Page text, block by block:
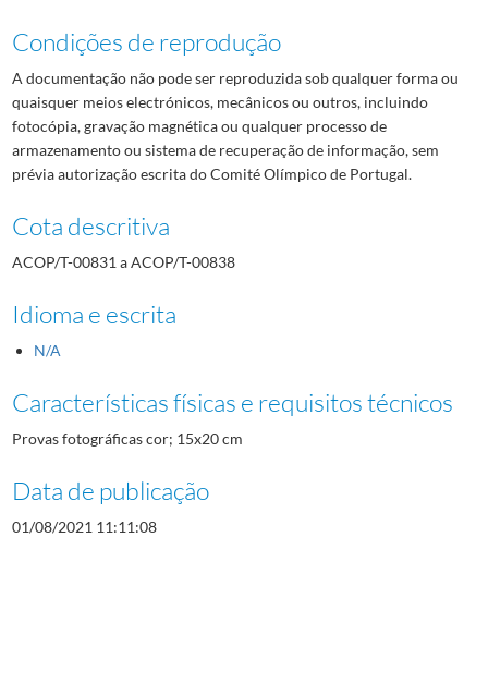
Condições de reprodução
A documentação não pode ser reproduzida sob qualquer forma ou
quaisquer meios electrónicos, mecânicos ou outros, incluindo
fotocópia, gravação magnética ou qualquer processo de
armazenamento ou sistema de recuperação de informação, sem
prévia autorização escrita do Comité Olímpico de Portugal.
Cota descritiva
ACOP/T-00831 a ACOP/T-00838
Idioma e escrita
N/A
Características físicas e requisitos técnicos
Provas fotográficas cor; 15x20 cm
Data de publicação
01/08/2021 11:11:08